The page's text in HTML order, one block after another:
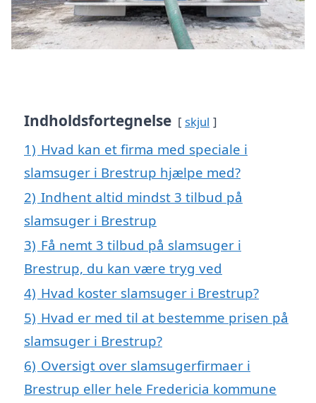
Indholdsfortegnelse skjul
1) Hvad kan et firma med speciale i
slamsuger i Brestrup hjælpe med?
2) Indhent altid mindst 3 tilbud på
slamsuger i Brestrup
3) Få nemt 3 tilbud på slamsuger i
Brestrup, du kan være tryg ved
4) Hvad koster slamsuger i Brestrup?
5) Hvad er med til at bestemme prisen på
slamsuger i Brestrup?
6) Oversigt over slamsugerfirmaer i
Brestrup eller hele Fredericia kommune